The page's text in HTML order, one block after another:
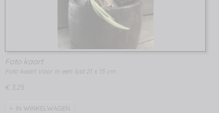
Foto kaart
Foto kaart Voor in een lijst 21 x 15 cm
€ 3,25
IN WINKELWAGEN